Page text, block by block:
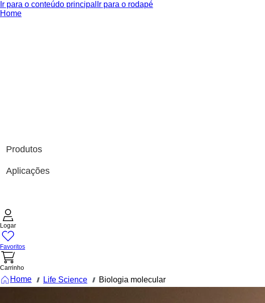
Ir para o conteúdo principal Ir para o rodapé
Home
Produtos
Aplicações
Logar
Favoritos
Carrinho
Home /// Life Science /// Biologia molecular